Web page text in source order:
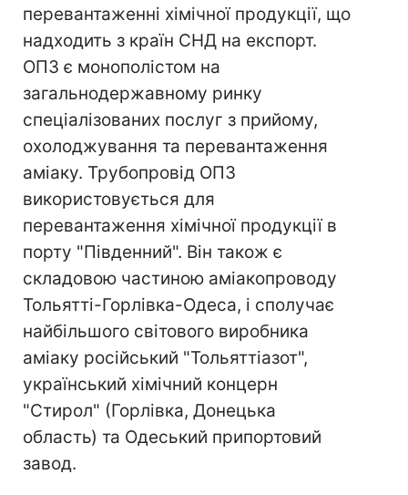
перевантаженні хімічної продукції, що
надходить з країн СНД на експорт.
ОПЗ є монополістом на
загальнодержавному ринку
спеціалізованих послуг з прийому,
охолоджування та перевантаження
аміаку. Трубопровід ОПЗ
використовується для
перевантаження хімічної продукції в
порту "Південний". Він також є
складовою частиною аміакопроводу
Тольятті-Горлівка-Одеса, і сполучає
найбільшого світового виробника
аміаку російський "Тольяттіазот",
український хімічний концерн
"Стирол" (Горлівка, Донецька
область) та Одеський припортовий
завод.